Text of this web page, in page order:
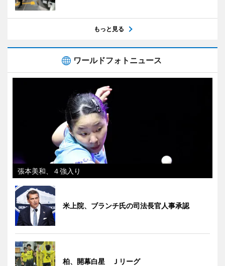
もっと見る
ワールドフォトニュース
張本美和、４強入り
米上院、ブランチ氏の司法長官人事承認
柏、開幕白星 Ｊリーグ